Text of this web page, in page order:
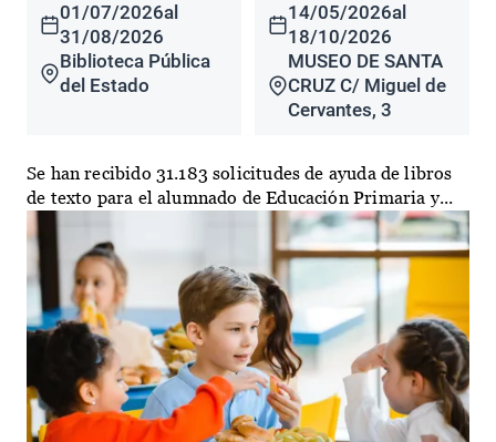
01/07/2026al
31/08/2026
Biblioteca Pública
del Estado
14/05/2026al
18/10/2026
MUSEO DE SANTA
CRUZ C/ Miguel de
Cervantes, 3
Se han recibido 31.183 solicitudes de ayuda de libros
de texto para el alumnado de Educación Primaria y...